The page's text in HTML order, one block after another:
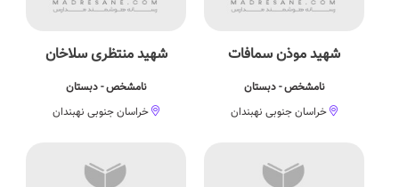
شهید موذن سمافات
نامشخص - دبستان
خراسان جنوبی نهبندان
شهید منتظری سلاخان
نامشخص - دبستان
خراسان جنوبی نهبندان